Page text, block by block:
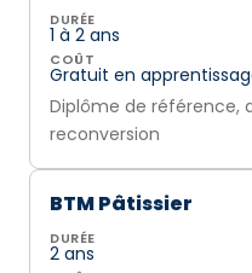
DURÉE
1 à 2 ans
COÛT
Gratuit en
Diplôme de référence,
reconversion
BTM Pâtissier
DURÉE
2 ans